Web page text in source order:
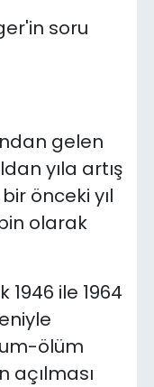
soru
gelen
yıla artış
önceki yıl
olarak
ile 1964
ölüm
açılması